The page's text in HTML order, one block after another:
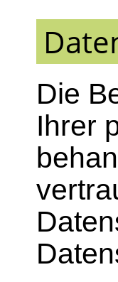
Die
Ihrer